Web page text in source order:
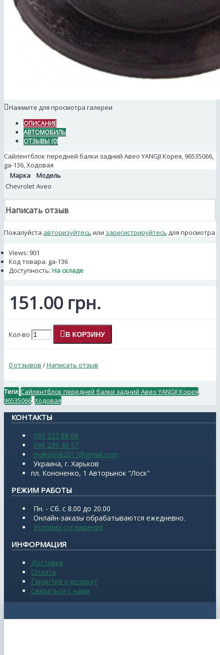
Нажмите для просмотра галереи
ОПИСАНИЕ
АВТОМОБИЛЬ
ОТЗЫВЫ (0)
Сайлентблок передней балки задний Авео YANGJI Корея, 96535066,
ga-136, Ходовая
Марка
Модель
Chevrolet Aveo
Написать отзыв
Пожалуйста авторизуйтесь или зарегистрируйтесь для просмотра
Views: 901
Код товара: ga-136
Доступность: На складе
151.00 грн.
Кол-во В КОРЗИНУ
0 отзывов /Написать отзыв
Теги:Сайлентблок передней балки задний Авео YANGJI Корея
96535066 Ходовая
КОНТАКТЫ
095 222 88 66
098 239 46 57
makslosk2017@gmail.com
Украина, г. Харьков
пл. Кононенко, 1 Авторынок "Лоск"
РЕЖИМ РАБОТЫ
Пн. - Сб. с 8.00 до 20.00
Онлайн-заказы обрабатываются ежедневно.
Условия соглашения
ИНФОРМАЦИЯ
Доставка
Оплата
Гарантия и возврат
Связаться с нами